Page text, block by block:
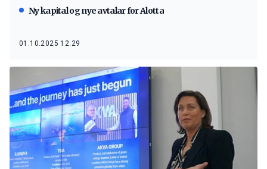
Ny kapital og nye avtalar for Alotta
01.10.2025 12:29